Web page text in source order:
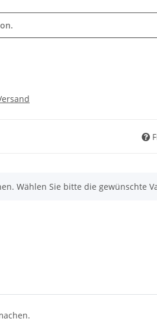
Wählen Sie bitte die gewünschte